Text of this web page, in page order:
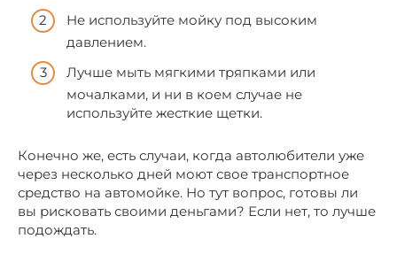
Не используйте мойку под высоким
давлением.
Лучше мыть мягкими тряпками или
мочалками, и ни в коем случае не
используйте жесткие щетки.
Конечно же, есть случаи, когда автолюбители уже
через несколько дней моют свое транспортное
средство на автомойке. Но тут вопрос, готовы ли
вы рисковать своими деньгами? Если нет, то лучше
подождать.